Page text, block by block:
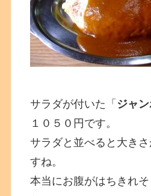
サラダが付いた「 ジャ
１０５０円です。
サラダと並べると大き
すね。
本当にお腹がはちきれ